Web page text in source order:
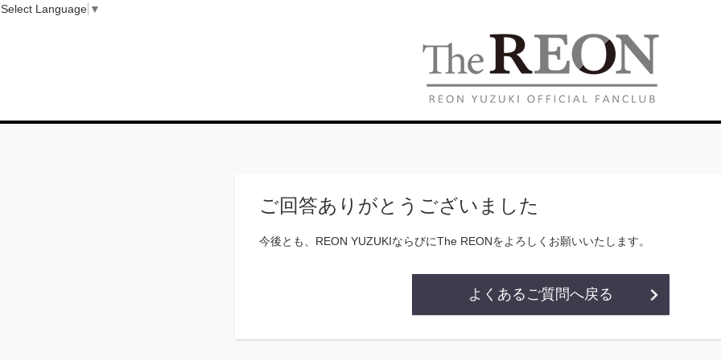
ご回答ありがとうございました
今後とも、REON YUZUKIならびにThe REONをよろしくお願いいたします。
よくあるご質問へ戻る
Select Language ▼